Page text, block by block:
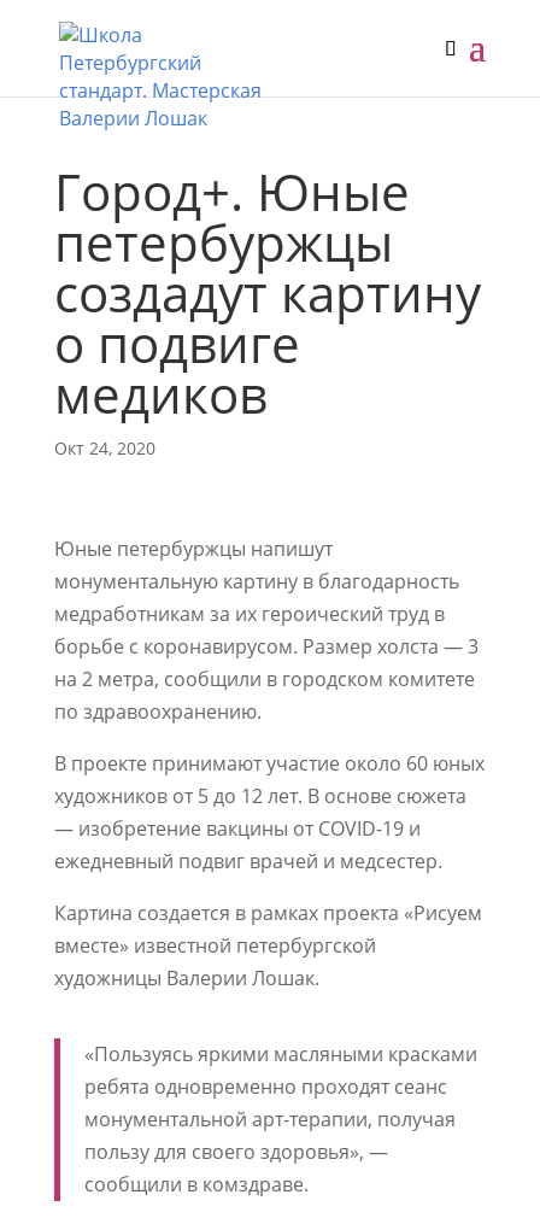
Город+. Юные
петербуржцы
создадут картину
о подвиге
медиков
Окт 24, 2020
Юные петербуржцы напишут
монументальную картину в благодарность
медработникам за их героический труд в
борьбе с коронавирусом. Размер холста — 3
на 2 метра, сообщили в городском комитете
по здравоохранению.
В проекте принимают участие около 60 юных
художников от 5 до 12 лет. В основе сюжета
— изобретение вакцины от COVID-19 и
ежедневный подвиг врачей и медсестер.
Картина создается в рамках проекта «Рисуем
вместе» известной петербургской
художницы Валерии Лошак.
«Пользуясь яркими масляными красками
ребята одновременно проходят сеанс
монументальной арт-терапии, получая
пользу для своего здоровья», —
сообщили в комздраве.